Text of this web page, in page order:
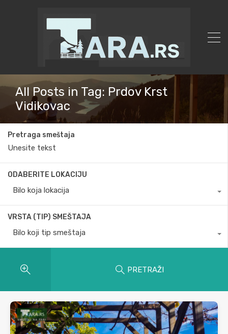
All Posts in Tag: Prdov Krst
Vidikovac
Pretraga smeštaja
ODABERITE LOKACIJU
Bilo koja lokacija
VRSTA (TIP) SMEŠTAJA
Bilo koji tip smeštaja
PRETRAŽI